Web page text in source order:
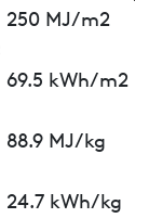
250 MJ/m2
69.5 kWh/m2
88.9 MJ/kg
24.7 kWh/kg